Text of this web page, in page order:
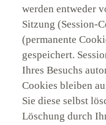
werden entweder
Sitzung (Session-
(permanente
gespeichert.
Ihres Besuchs
Cookies bleiben
Sie diese selbst
Löschung durch